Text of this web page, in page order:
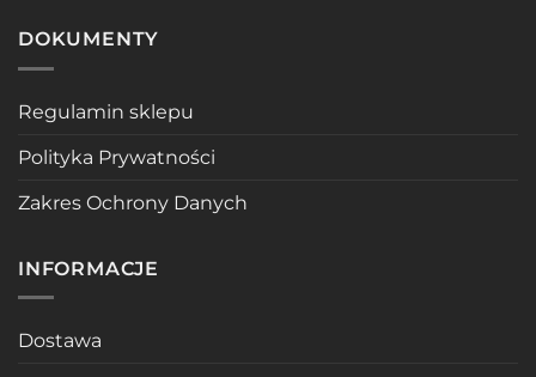
DOKUMENTY
Regulamin sklepu
Polityka Prywatności
Zakres Ochrony Danych
INFORMACJE
Dostawa